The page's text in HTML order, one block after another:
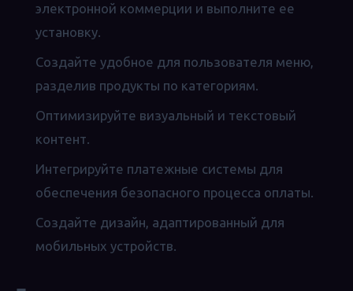
электронной коммерции и выполните ее
установку.
Создайте удобное для пользователя меню,
разделив продукты по категориям.
Оптимизируйте визуальный и текстовый
контент.
Интегрируйте платежные системы для
обеспечения безопасного процесса оплаты.
Создайте дизайн, адаптированный для
мобильных устройств.